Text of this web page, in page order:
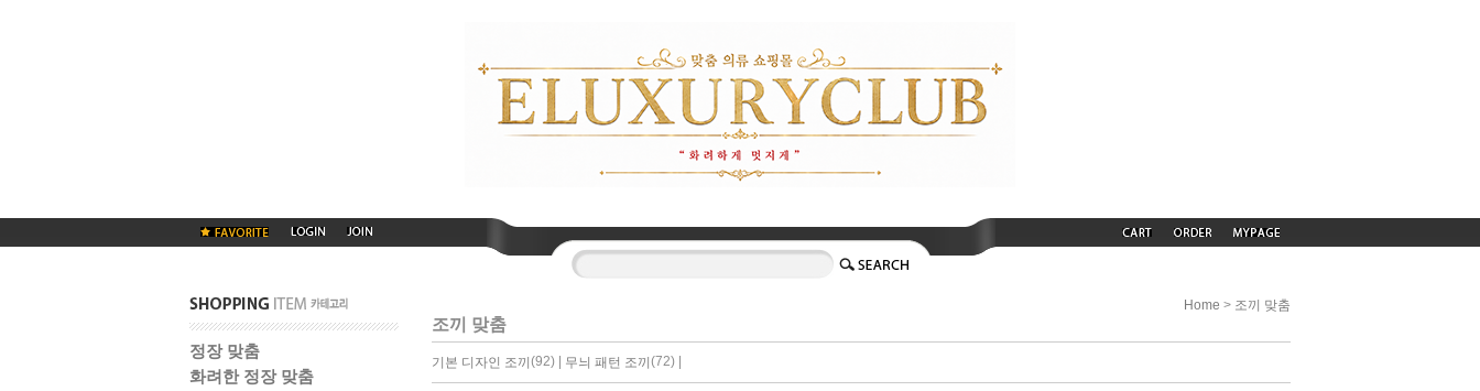
정장 맞춤
화려한 정장 맞춤
Home > 조끼 맞춤
조끼 맞춤
기본 디자인 조끼(92) | 무늬 패턴 조끼(72) |